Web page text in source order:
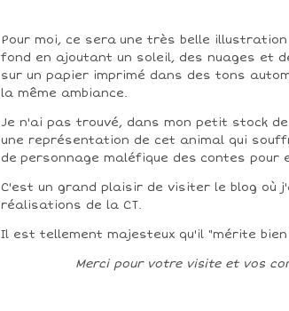
Pour moi, ce sera une très belle
fond en ajoutant un soleil, des nuages et
sur un papier imprimé dans des tons
la même ambiance.
Je n'ai pas trouvé, dans mon petit stock
une représentation de cet animal qui
de personnage maléfique des contes pour
C'est un grand plaisir de visiter le blog où
réalisations de la CT.
Il est tellement majesteux qu'il "mérite bien
Merci pour votre visite et vos